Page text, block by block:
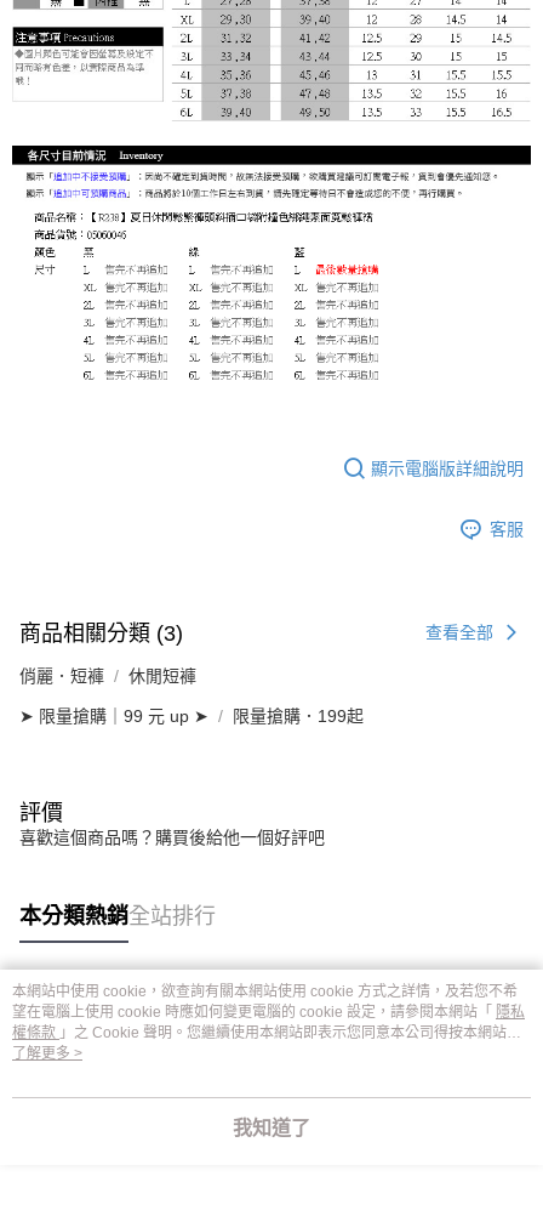
顯示電腦版詳細說明
客服
商品相關分類 (3) 查看全部
俏麗．短褲 休閒短褲
➤ 限量搶購｜99 元 up ➤ 限量搶購．199起
評價
喜歡這個商品嗎？購買後給他一個好評吧
本分類熱銷全站排行
熱門標籤
本網站中使用 cookie，欲查詢有關本網站使用 cookie 方式之詳情，及若您不希
望在電腦上使用 cookie 時應如何變更電腦的 cookie 設定，請參閱本網站「 隱私
權條款 」之 Cookie 聲明。您繼續使用本網站即表示您同意本公司得按本網站使
用條款之 Cookie 聲明使用 cookie。
了解更多 >
我知道了